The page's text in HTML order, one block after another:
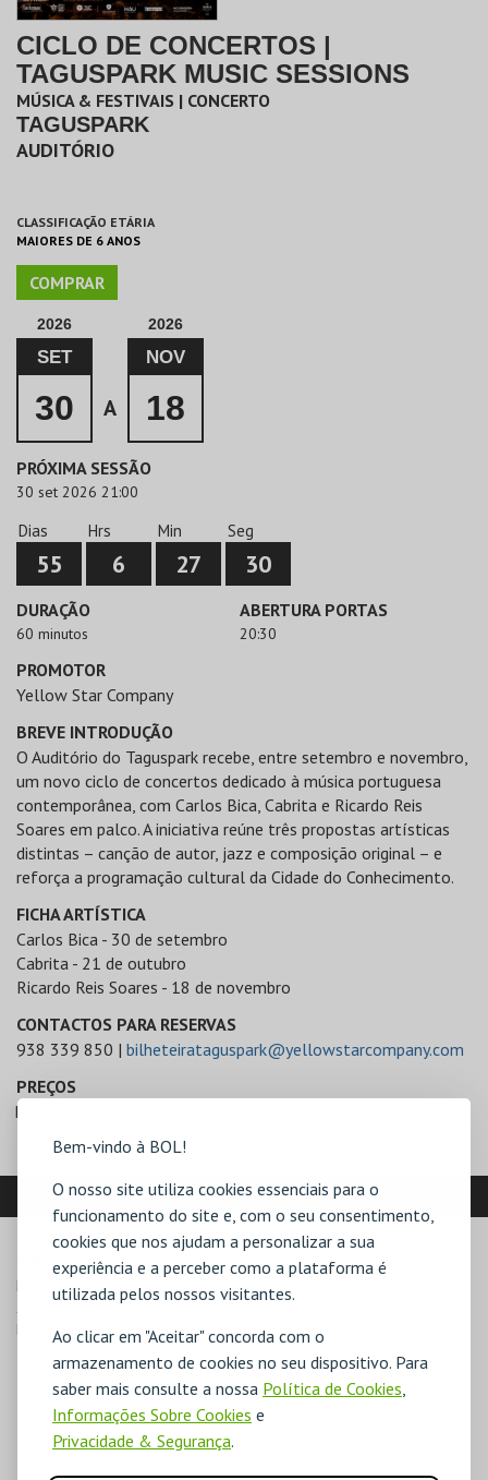
Bem-vindo à BOL!
O nosso site utiliza cookies essenciais para o
funcionamento do site e, com o seu consentimento,
cookies que nos ajudam a personalizar a sua
experiência e a perceber como a plataforma é
utilizada pelos nossos visitantes.
Ao clicar em "Aceitar" concorda com o
armazenamento de cookies no seu dispositivo. Para
saber mais consulte a nossa Política de Cookies,
Informações Sobre Cookies e
Privacidade & Segurança.
CICLO DE CONCERTOS |
TAGUSPARK MUSIC SESSIONS
MÚSICA & FESTIVAIS | CONCERTO
TAGUSPARK
AUDITÓRIO
CLASSIFICAÇÃO ETÁRIA
MAIORES DE 6 ANOS
COMPRAR
2026
SET
30 A
2026
NOV
18
PRÓXIMA SESSÃO
30 set 2026 21:00
Dias
55
Hrs
6
Min
27
Seg
30
DURAÇÃO
60 minutos
ABERTURA PORTAS
20:30
PROMOTOR
Yellow Star Company
BREVE INTRODUÇÃO
O Auditório do Taguspark recebe, entre setembro e novembro,
um novo ciclo de concertos dedicado à música portuguesa
contemporânea, com Carlos Bica, Cabrita e Ricardo Reis
Soares em palco. A iniciativa reúne três propostas artísticas
distintas – canção de autor, jazz e composição original – e
reforça a programação cultural da Cidade do Conhecimento.
FICHA ARTÍSTICA
Carlos Bica - 30 de setembro
Cabrita - 21 de outubro
Ricardo Reis Soares - 18 de novembro
CONTACTOS PARA RESERVAS
938 339 850 | bilheteirataguspark@yellowstarcompany.com
PREÇOS
Plateia - 15€
LOCALIZAÇÃO
MORADA
Núcleo Central do Taguspark, 100, Auditório 1
2740-122 Porto Salvo
Direcções para Taguspark